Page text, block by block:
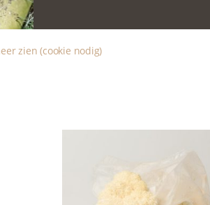
zien (cookie nodig)